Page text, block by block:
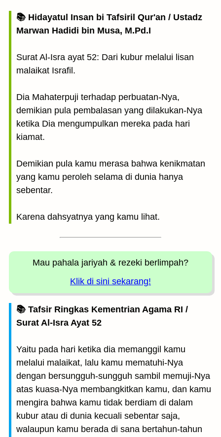
📚 Hidayatul Insan bi Tafsiril Qur'an / Ustadz
Marwan Hadidi bin Musa, M.Pd.I
Surat Al-Isra ayat 52: Dari kubur melalui lisan
malaikat Israfil.
Dia Mahaterpuji terhadap perbuatan-Nya,
demikian pula pembalasan yang dilakukan-Nya
ketika Dia mengumpulkan mereka pada hari
kiamat.
Demikian pula kamu merasa bahwa kenikmatan
yang kamu peroleh selama di dunia hanya
sebentar.
Karena dahsyatnya yang kamu lihat.
Mau pahala jariyah & rezeki berlimpah?
Klik di sini sekarang!
📚 Tafsir Ringkas Kementrian Agama RI /
Surat Al-Isra Ayat 52
Yaitu pada hari ketika dia memanggil kamu
melalui malaikat, lalu kamu mematuhi-Nya
dengan bersungguh-sungguh sambil memuji-Nya
atas kuasa-Nya membangkitkan kamu, dan kamu
mengira bahwa kamu tidak berdiam di dalam
kubur atau di dunia kecuali sebentar saja,
walaupun kamu berada di sana bertahun-tahun